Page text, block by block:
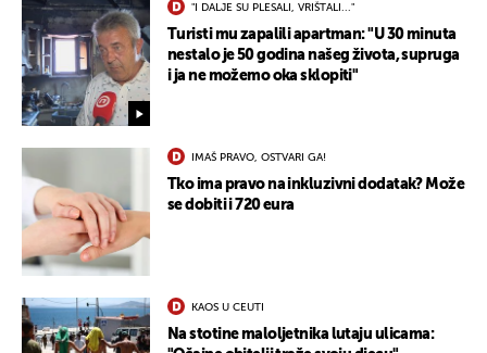
"I DALJE SU PLESALI, VRIŠTALI..."
Turisti mu zapalili apartman: "U 30 minuta
nestalo je 50 godina našeg života, supruga
i ja ne možemo oka sklopiti"
IMAŠ PRAVO, OSTVARI GA!
Tko ima pravo na inkluzivni dodatak? Može
se dobiti i 720 eura
KAOS U CEUTI
Na stotine maloljetnika lutaju ulicama: